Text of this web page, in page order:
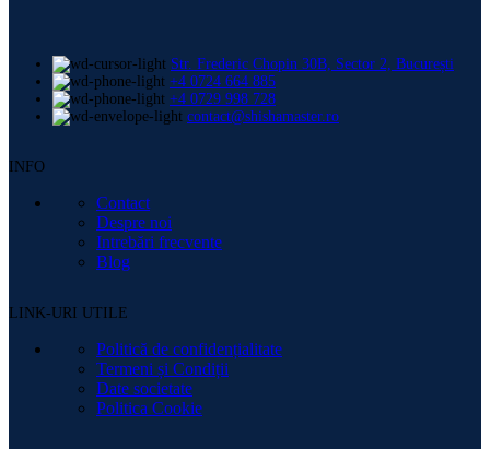
Str. Frederic Chopin 30B, Sector 2, București
+4 0724 664 885
+4 0729 998 728
contact@shishamaster.ro
INFO
Contact
Despre noi
Intrebări frecvente
Blog
LINK-URI UTILE
Politică de confidențialitate
Termeni și Condiții
Date societate
Politica Cookie